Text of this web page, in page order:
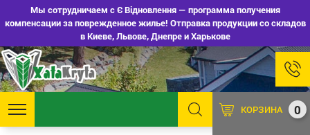
Мы сотрудничаем с Є Відновлення — программа получения
компенсации за поврежденное жилье! Отправка продукции со складов
в Киеве, Львове, Днепре и Харькове
0
КОРЗИНА